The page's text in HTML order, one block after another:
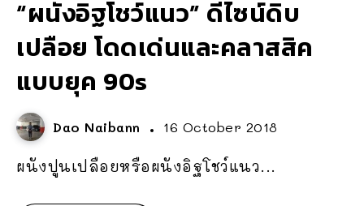
“ผนังอิฐโชว์แนว” ดีไซน์ดิบ
เปลือย โดดเด่นและคลาสสิค
แบบยุค 90s
Dao Naibann 16 October 2018
ผนังปูนเปลือยหรือผนังอิฐโชว์แนว...